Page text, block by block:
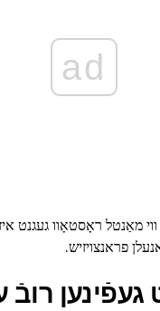
ad
מאַנטל ראָסטאָוו געגנט
פראנצויזיש.
געפֿינען